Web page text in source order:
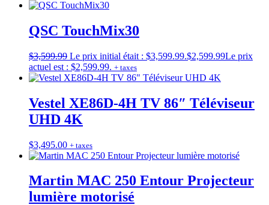
QSC TouchMix30
$3,599.99 Le prix initial était : $3,599.99.$2,599.99Le prix
actuel est : $2,599.99. + taxes
Vestel XE86D-4H TV 86″ Téléviseur
UHD 4K
$3,495.00 + taxes
Martin MAC 250 Entour Projecteur
lumière motorisé